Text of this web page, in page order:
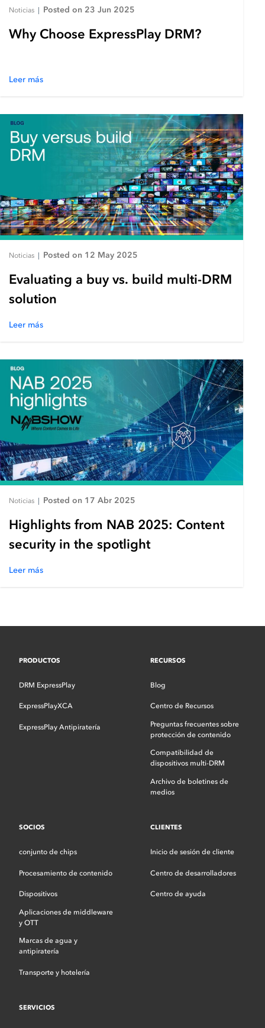
Noticias | Posted on 23 Jun 2025
Why Choose ExpressPlay DRM?
Leer más
Noticias | Posted on 12 May 2025
Evaluating a buy vs. build multi-DRM
solution
Leer más
Noticias | Posted on 17 Abr 2025
Highlights from NAB 2025: Content
security in the spotlight
Leer más
PRODUCTOS
DRM ExpressPlay
ExpressPlayXCA
ExpressPlay Antipiratería
RECURSOS
Blog
Centro de Recursos
Preguntas frecuentes sobre
protección de contenido
Compatibilidad de
dispositivos multi-DRM
Archivo de boletines de
medios
SOCIOS
conjunto de chips
Procesamiento de contenido
Dispositivos
Aplicaciones de middleware
y OTT
Marcas de agua y
antipiratería
Transporte y hotelería
CLIENTES
Inicio de sesión de cliente
Centro de desarrolladores
Centro de ayuda
SERVICIOS